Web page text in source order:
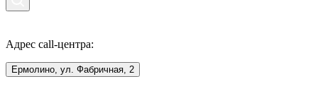
Адрес call-центра:
Ермолино, ул. Фабричная, 2